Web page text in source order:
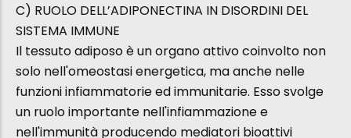
C) RUOLO DELL’ADIPONECTINA IN DISORDINI DEL
SISTEMA IMMUNE
Il tessuto adiposo è un organo attivo coinvolto non
solo nell'omeostasi energetica, ma anche nelle
funzioni infiammatorie ed immunitarie. Esso svolge
un ruolo importante nell'infiammazione e
nell'immunità producendo mediatori bioattivi